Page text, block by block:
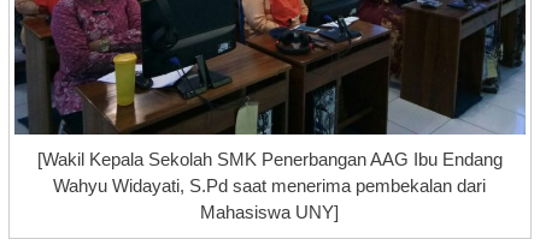
[Wakil Kepala Sekolah SMK Penerbangan AAG Ibu Endang
Wahyu Widayati, S.Pd saat menerima pembekalan dari
Mahasiswa UNY]